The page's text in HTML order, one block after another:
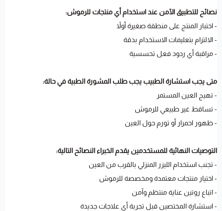
نصائح للتطبيق الآمن عند استخدام أي منتجات للرموش:
- اختبار المنتج على منطقة صغيرة أولاً
- الالتزام بتعليمات الاستخدام بدقة
- مراقبة أي ردود فعل تحسسية
متى يجب استشارة الطبيب يجب طلب المشورة الطبية في حالة:
- تهيج العين المستمر
- تساقط غير طبيعي للرموش
- ظهور احمرار أو تورم حول العين
التوصيات النهائية للمستخدمين يقدم الخبراء النصائح التالية:
- تجنب استخدام الليزر المنزلي بالقرب من العين
- اختيار منتجات معتمدة ومخصصة للرموش
- اتباع روتين عناية منتظم وآمن
- استشارة المختصين قبل تجربة أي علاجات جديدة